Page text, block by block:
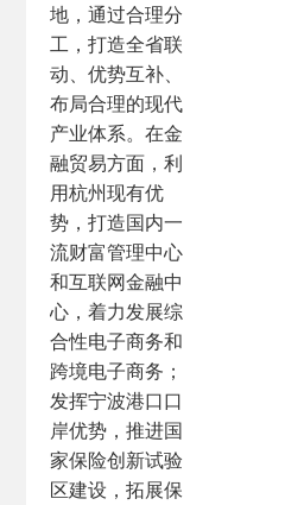
地，通过合理分
工，打造全省联
动、优势互补、
布局合理的现代
产业体系。在金
融贸易方面，利
用杭州现有优
势，打造国内一
流财富管理中心
和互联网金融中
心，着力发展综
合性电子商务和
跨境电子商务；
发挥宁波港口口
岸优势，推进国
家保险创新试验
区建设，拓展保